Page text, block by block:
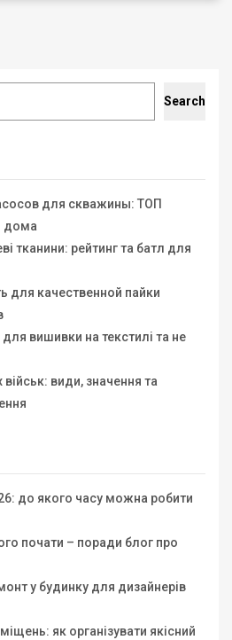
Search
для скважины: ТОП
дома
тканини: рейтинг та батл для
для качественной пайки
вишивки на текстилі та не
види, значення та
до якого часу можна робити
почати – поради блог про
у будинку для дизайнерів
як організувати якісний